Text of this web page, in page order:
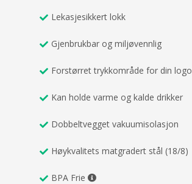
Lekasjesikkert lokk
Gjenbrukbar og miljøvennlig
Forstørret trykkområde for din logo
Kan holde varme og kalde drikker
Dobbeltvegget vakuumisolasjon
Høykvalitets matgradert stål (18/8)
BPA Frie